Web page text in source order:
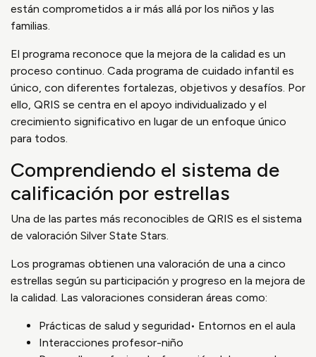
están comprometidos a ir más allá por los niños y las
familias.
El programa reconoce que la mejora de la calidad es un
proceso continuo. Cada programa de cuidado infantil es
único, con diferentes fortalezas, objetivos y desafíos. Por
ello, QRIS se centra en el apoyo individualizado y el
crecimiento significativo en lugar de un enfoque único
para todos.
Comprendiendo el sistema de
calificación por estrellas
Una de las partes más reconocibles de QRIS es el sistema
de valoración Silver State Stars.
Los programas obtienen una valoración de una a cinco
estrellas según su participación y progreso en la mejora de
la calidad. Las valoraciones consideran áreas como:
Prácticas de salud y seguridad• Entornos en el aula
Interacciones profesor-niño